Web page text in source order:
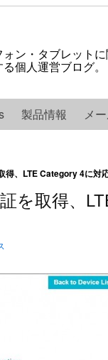
ン・タブレット
個人運営ブログ。
製品情報 メ
得、LTE Category 4に対
を取得、